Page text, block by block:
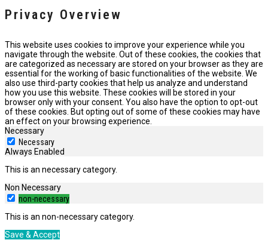
Privacy Overview
This website uses cookies to improve your experience while you
navigate through the website. Out of these cookies, the cookies that
are categorized as necessary are stored on your browser as they are
essential for the working of basic functionalities of the website. We
also use third-party cookies that help us analyze and understand
how you use this website. These cookies will be stored in your
browser only with your consent. You also have the option to opt-out
of these cookies. But opting out of some of these cookies may have
an effect on your browsing experience.
Necessary
Necessary
Always Enabled
This is an necessary category.
Non Necessary
non-necessary
This is an non-necessary category.
Save & Accept